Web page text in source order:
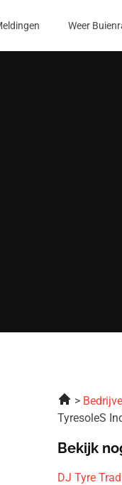
Weer
TyresoleS
Bekijk
DJ Tyre